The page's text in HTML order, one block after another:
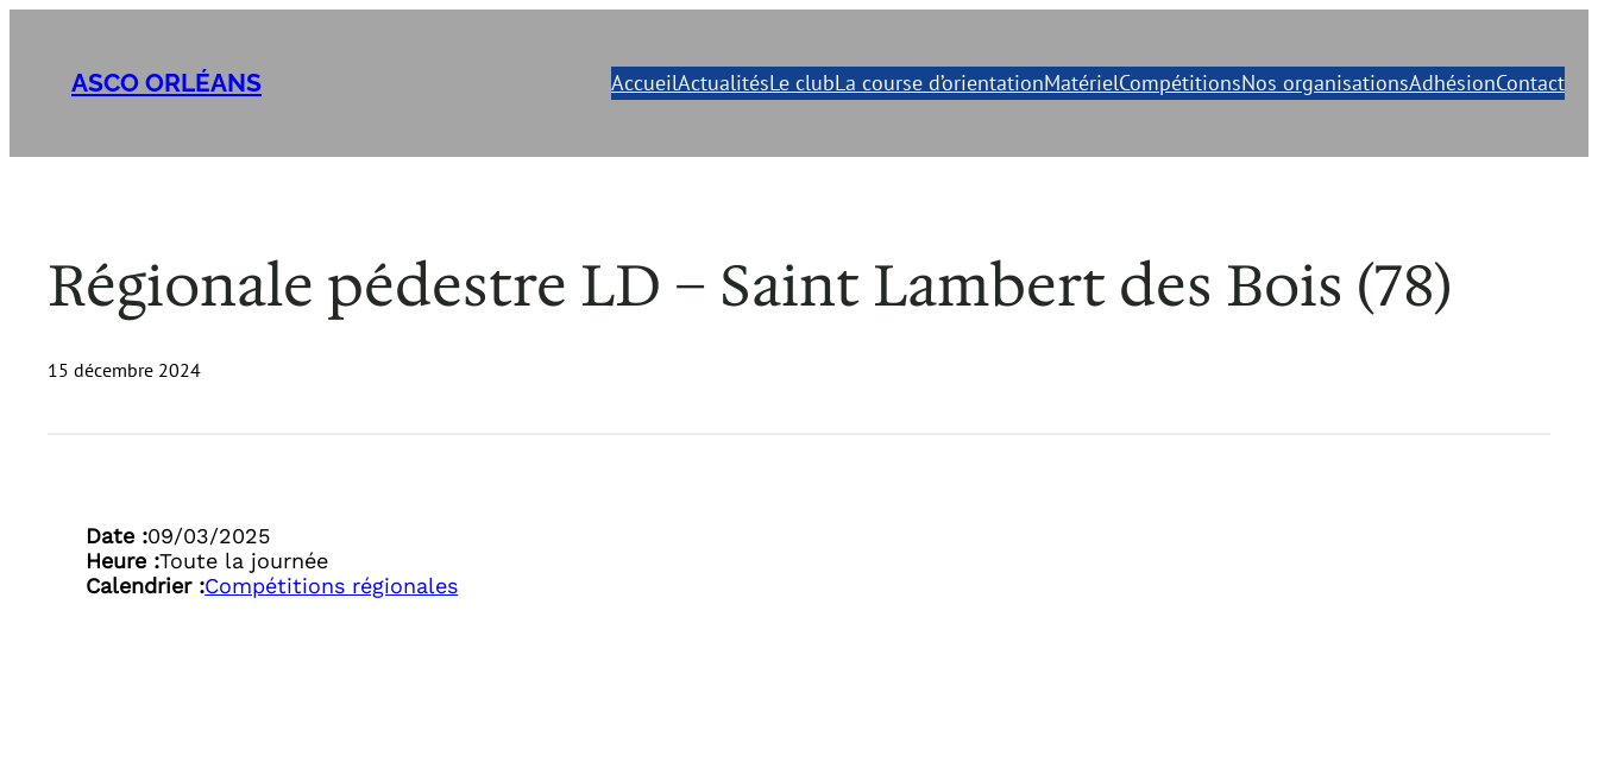
contenuASCO ORLÉANS AccueilActualitésLe clubLa course d’orientationMatérielCompétitionsNos organisationsAdhésionContact
Régionale pédestre LD – Saint Lambert des Bois (78)
15 décembre 2024
Date :09/03/2025
Heure :Toute la journée
Calendrier :Compétitions régionales